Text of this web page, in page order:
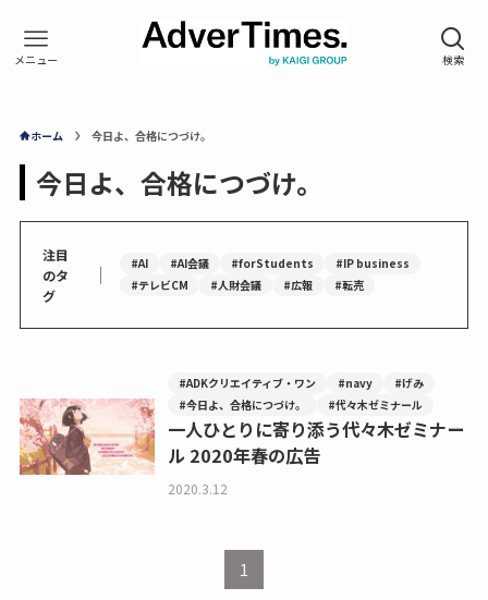
ホーム 今日よ、合格につづけ。
今日よ、合格につづけ。
注目
のタ
グ
｜ #AI #AI会議 #forStudents
#IP business
#テレビCM
#人財会議 #広報 #転売
#ADKクリエイティブ・ワン #navy
#げみ
#今日よ、合格につづけ。
#代々木ゼミナール
一人ひとりに寄り添う代々木ゼミナー
ル 2020年春の広告
2020.3.12
1